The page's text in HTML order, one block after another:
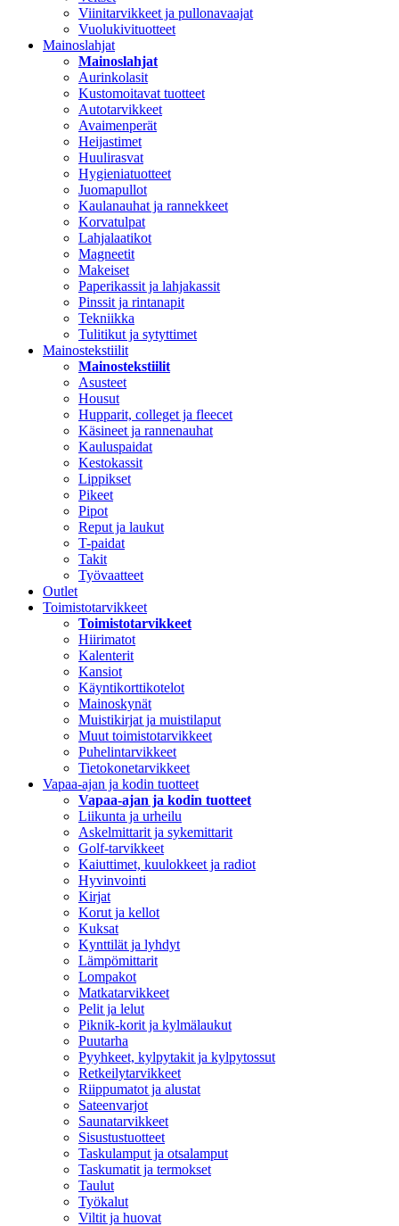
Viinitarvikkeet ja pullonavaajat
Vuolukivituotteet
Mainoslahjat
Mainoslahjat
Aurinkolasit
Kustomoitavat tuotteet
Autotarvikkeet
Avaimenperät
Heijastimet
Huulirasvat
Hygieniatuotteet
Juomapullot
Kaulanauhat ja rannekkeet
Korvatulpat
Lahjalaatikot
Magneetit
Makeiset
Paperikassit ja lahjakassit
Pinssit ja rintanapit
Tekniikka
Tulitikut ja sytyttimet
Mainostekstiilit
Mainostekstiilit
Asusteet
Housut
Hupparit, colleget ja fleecet
Käsineet ja rannenauhat
Kauluspaidat
Kestokassit
Lippikset
Pikeet
Pipot
Reput ja laukut
T-paidat
Takit
Työvaatteet
Outlet
Toimistotarvikkeet
Toimistotarvikkeet
Hiirimatot
Kalenterit
Kansiot
Käyntikorttikotelot
Mainoskynät
Muistikirjat ja muistilaput
Muut toimistotarvikkeet
Puhelintarvikkeet
Tietokonetarvikkeet
Vapaa-ajan ja kodin tuotteet
Vapaa-ajan ja kodin tuotteet
Liikunta ja urheilu
Askelmittarit ja sykemittarit
Golf-tarvikkeet
Kaiuttimet, kuulokkeet ja radiot
Hyvinvointi
Kirjat
Korut ja kellot
Kuksat
Kynttilät ja lyhdyt
Lämpömittarit
Lompakot
Matkatarvikkeet
Pelit ja lelut
Piknik-korit ja kylmälaukut
Puutarha
Pyyhkeet, kylpytakit ja kylpytossut
Retkeilytarvikkeet
Riippumatot ja alustat
Sateenvarjot
Saunatarvikkeet
Sisustustuotteet
Taskulamput ja otsalamput
Taskumatit ja termokset
Taulut
Työkalut
Viltit ja huovat